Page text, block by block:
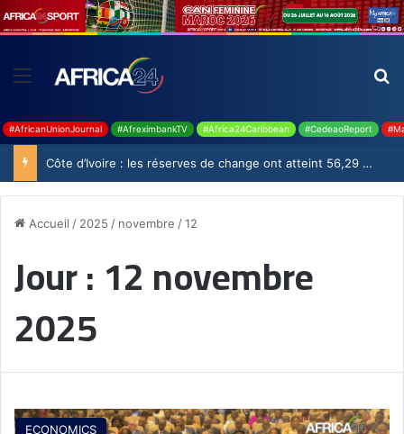
#AfricanUnionJournal #AfreximbankTV #Africa24Caribbean #CedeaoReport
Côte d’Ivoire : les réserves de change ont atteint 56,29 milliards USD en juillet
Accueil / 2025 / novembre /12
Jour :12 novembre
2025
ECONOMICS